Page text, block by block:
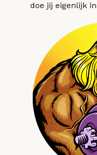
doe jij eigenlijk